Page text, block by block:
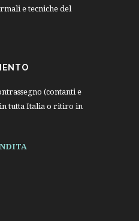
e tecniche del
(contanti e
tutta Italia o ritiro in